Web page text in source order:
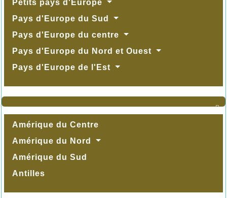
Petits pays d'Europe
Pays d'Europe du Sud
Pays d'Europe du centre
Pays d'Europe du Nord et Ouest
Pays d'Europe de l'Est

Amérique du Centre
Amérique du Nord
Amérique du Sud
Antilles